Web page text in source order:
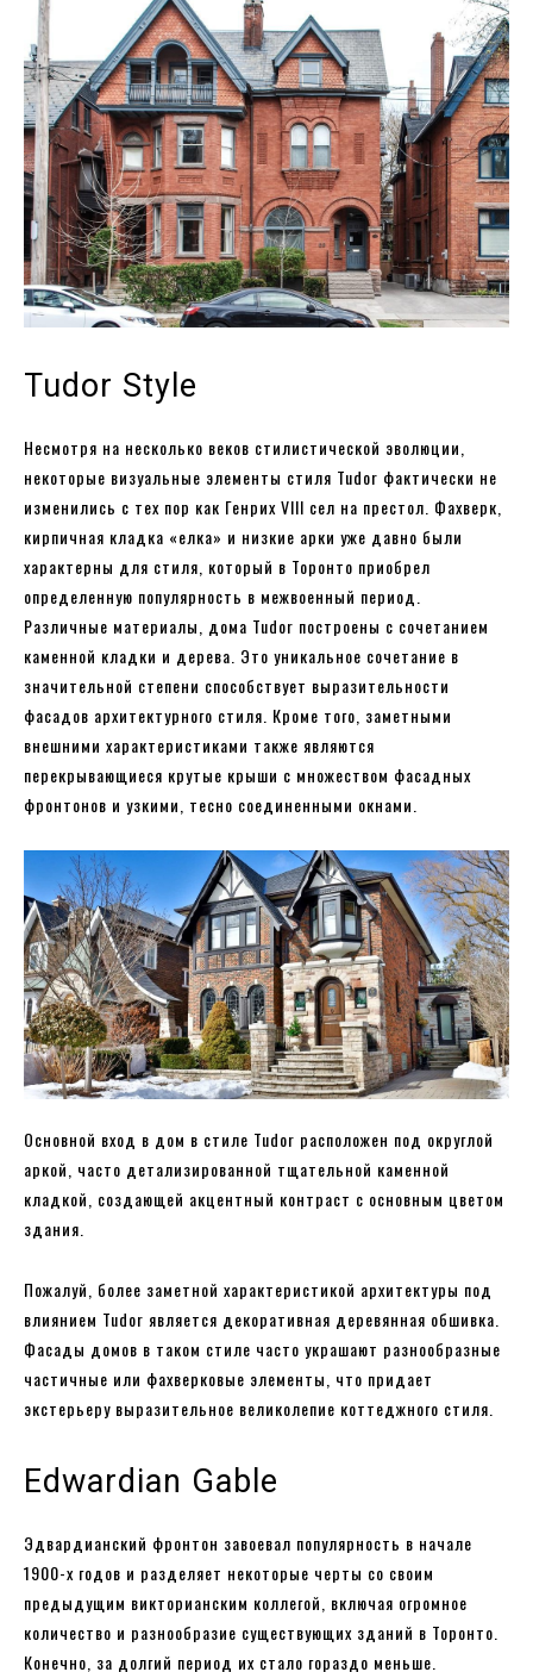
Tudor Style
Несмотря на несколько веков стилистической эволюции,
некоторые визуальные элементы стиля Tudor фактически не
изменились с тех пор как Генрих VIII сел на престол. Фахверк,
кирпичная кладка «елка» и низкие арки уже давно были
характерны для стиля, который в Торонто приобрел
определенную популярность в межвоенный период.
Различные материалы, дома Tudor построены с сочетанием
каменной кладки и дерева. Это уникальное сочетание в
значительной степени способствует выразительности
фасадов архитектурного стиля. Кроме того, заметными
внешними характеристиками также являются
перекрывающиеся крутые крыши с множеством фасадных
фронтонов и узкими, тесно соединенными окнами.
Основной вход в дом в стиле Tudor расположен под округлой
аркой, часто детализированной тщательной каменной
кладкой, создающей акцентный контраст с основным цветом
здания.
Пожалуй, более заметной характеристикой архитектуры под
влиянием Tudor является декоративная деревянная обшивка.
Фасады домов в таком стиле часто украшают разнообразные
частичные или фахверковые элементы, что придает
экстерьеру выразительное великолепие коттеджного стиля.
Edwardian Gable
Эдвардианский фронтон завоевал популярность в начале
1900-х годов и разделяет некоторые черты со своим
предыдущим викторианским коллегой, включая огромное
количество и разнообразие существующих зданий в Торонто.
Конечно, за долгий период их стало гораздо меньше.